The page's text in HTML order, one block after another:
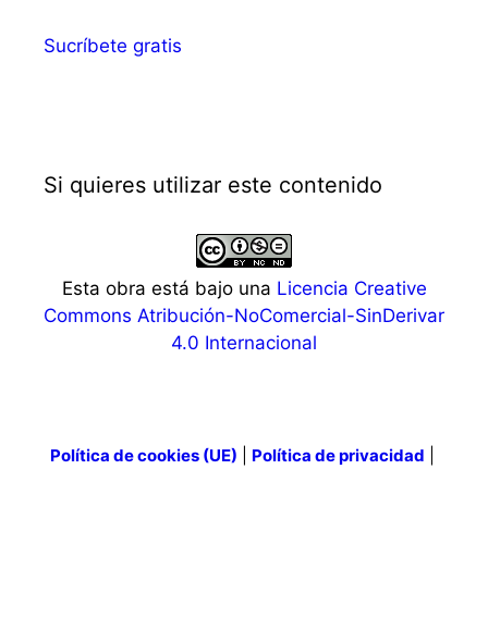
Sucríbete gratis
Si quieres utilizar este contenido
Esta obra está bajo una Licencia Creative
Commons Atribución-NoComercial-SinDerivar
4.0 Internacional
Política de cookies (UE) Política de privacidad